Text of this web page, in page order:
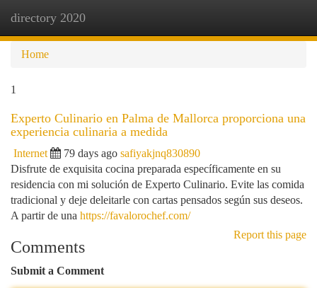
directory 2020
Home
1
Experto Culinario en Palma de Mallorca proporciona una
experiencia culinaria a medida
Internet 79 days ago safiyakjnq830890
Disfrute de exquisita cocina preparada específicamente en su
residencia con mi solución de Experto Culinario. Evite las comida
tradicional y deje deleitarle con cartas pensados según sus deseos.
A partir de una https://favalorochef.com/
Report this page
Comments
Submit a Comment